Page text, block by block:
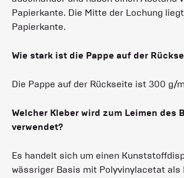
Papierkante. Die Mitte der Lochung
Papierkante.
Wie stark ist die Pappe auf der
Die Pappe auf der Rückseite ist 300 g/
Welcher Kleber wird zum Leimen des
verwendet?
Es handelt sich um einen
wässriger Basis mit Polyvinylacetat als